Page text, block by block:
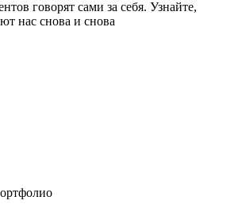
говорят сами за себя. Узнайте,
нас снова и снова